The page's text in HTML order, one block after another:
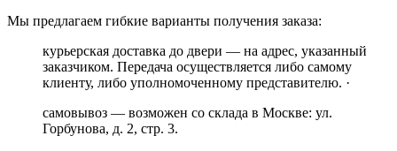
Мы предлагаем гибкие варианты получения заказа:
курьерская доставка до двери — на адрес, указанный
заказчиком. Передача осуществляется либо самому
клиенту, либо уполномоченному представителю. ·
самовывоз — возможен со склада в Москве: ул.
Горбунова, д. 2, стр. 3.